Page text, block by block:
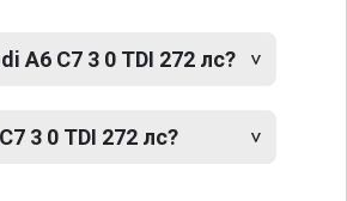
A6 C7 3 0 TDI 272 лс?
3 0 TDI 272 лс?